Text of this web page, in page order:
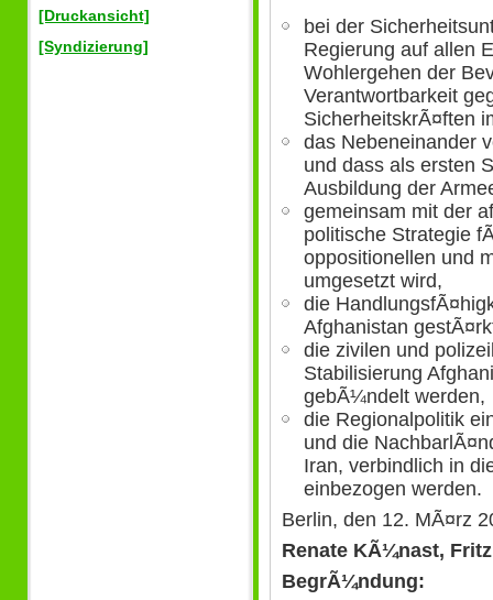
[Druckansicht]
[Syndizierung]
bei der
Regierung auf allen
Wohlergehen der
Verantwortbarkeit
SicherheitskrÃ¤ften
das Nebeneinander
und dass als ersten
Ausbildung der
gemeinsam mit der
politische Strategie
oppositionellen und
umgesetzt wird,
die
Afghanistan
die zivilen und
Stabilisierung
gebÃ¼ndelt werden,
die Regionalpolitik
und die
Iran, verbindlich in
einbezogen werden.
Berlin, den 12. MÃ¤rz
Renate KÃ¼nast,
BegrÃ¼ndung: